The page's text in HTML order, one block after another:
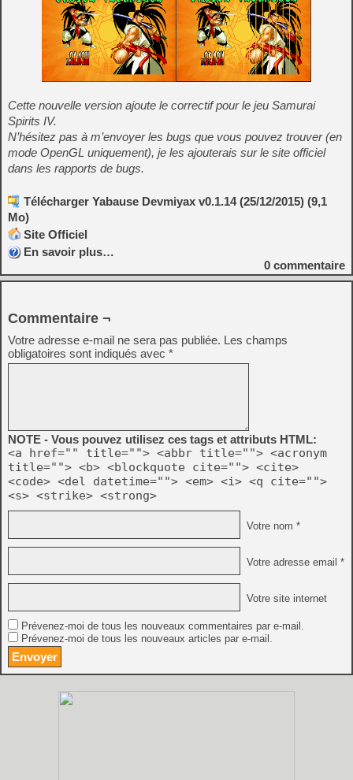
Cette nouvelle version ajoute le correctif pour le jeu Samurai
Spirits IV.
N’hésitez pas à m’envoyer les bugs que vous pouvez trouver (en
mode OpenGL uniquement), je les ajouterais sur le site officiel
dans les rapports de bugs.
Télécharger Yabause Devmiyax v0.1.14 (25/12/2015) (9,1
Mo)
Site Officiel
En savoir plus…
0 commentaire
Commentaire ¬
Votre adresse e-mail ne sera pas publiée. Les champs
obligatoires sont indiqués avec *
NOTE - Vous pouvez utilisez ces tags et attributs HTML:
<a href="" title=""> <abbr title=""> <acronym
title=""> <b> <blockquote cite=""> <cite>
<code> <del datetime=""> <em> <i> <q cite="">
<s> <strike> <strong>
Votre nom *
Votre adresse email *
Votre site internet
Prévenez-moi de tous les nouveaux commentaires par e-mail.
Prévenez-moi de tous les nouveaux articles par e-mail.